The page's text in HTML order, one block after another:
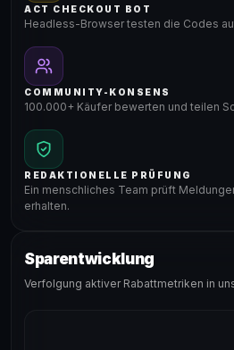
ACT CHECKOUT BOT
Headless-Browser testen die Codes
COMMUNITY-KONSENS
100.000+ Käufer bewerten und teilen
REDAKTIONELLE PRÜFUNG
Ein menschliches Team prüft
erhalten.
Sparentwicklung
Verfolgung aktiver Rabattmetriken in